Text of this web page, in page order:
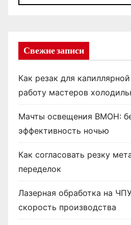
Свежие записи
Как резак для
работу мастеров
Мачты освещения ВМОН:
эффективность ночью
Как согласовать резку
переделок
Лазерная обработка на
скорость производства